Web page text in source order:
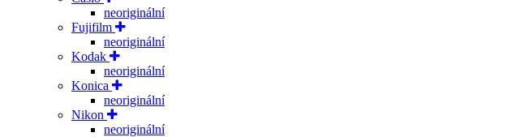
neoriginální
Fujifilm
neoriginální
Kodak
neoriginální
Konica
neoriginální
Nikon
neoriginální